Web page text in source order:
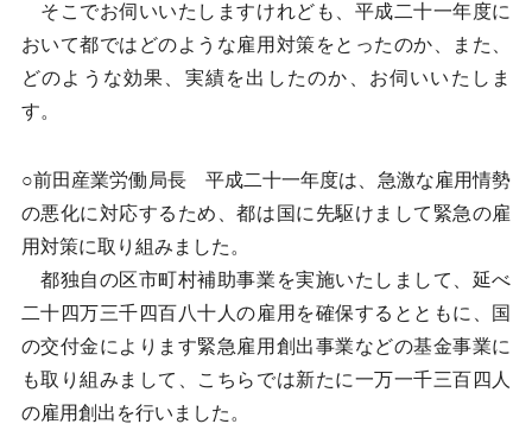
そこでお伺いいたしますけれども、平成二十一年度に
おいて都ではどのような雇用対策をとったのか、また、
どのような効果、実績を出したのか、お伺いいたしま
す。
○前田産業労働局長 平成二十一年度は、急激な雇用情勢
の悪化に対応するため、都は国に先駆けまして緊急の雇
用対策に取り組みました。
都独自の区市町村補助事業を実施いたしまして、延べ
二十四万三千四百八十人の雇用を確保するとともに、国
の交付金によります緊急雇用創出事業などの基金事業に
も取り組みまして、こちらでは新たに一万一千三百四人
の雇用創出を行いました。